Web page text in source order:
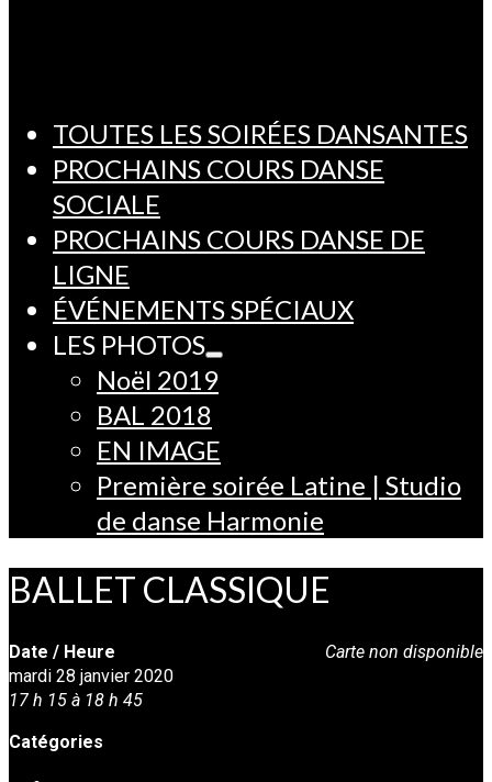
TOUTES LES SOIRÉES DANSANTES
PROCHAINS COURS DANSE
SOCIALE
PROCHAINS COURS DANSE DE
LIGNE
ÉVÉNEMENTS SPÉCIAUX
LES PHOTOS
Noël 2019
BAL 2018
EN IMAGE
Première soirée Latine | Studio
de danse Harmonie
BALLET CLASSIQUE
Carte non disponible
Date / Heure
mardi 28 janvier 2020
17 h 15 à 18 h 45
Catégories